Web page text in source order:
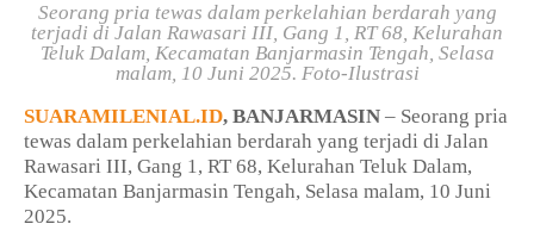
Seorang pria tewas dalam perkelahian berdarah yang
terjadi di Jalan Rawasari III, Gang 1, RT 68, Kelurahan
Teluk Dalam, Kecamatan Banjarmasin Tengah, Selasa
malam, 10 Juni 2025. Foto-Ilustrasi
SUARAMILENIAL.ID, BANJARMASIN – Seorang pria
tewas dalam perkelahian berdarah yang terjadi di Jalan
Rawasari III, Gang 1, RT 68, Kelurahan Teluk Dalam,
Kecamatan Banjarmasin Tengah, Selasa malam, 10 Juni
2025.